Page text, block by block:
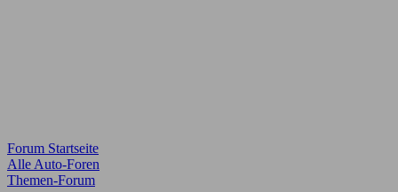
Forum Startseite
Alle Auto-Foren
Themen-Forum